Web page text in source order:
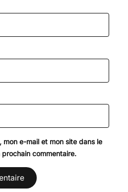
mon e-mail et mon site dans le
commentaire.